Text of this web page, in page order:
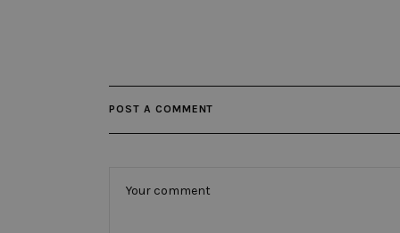
POST A COMMENT